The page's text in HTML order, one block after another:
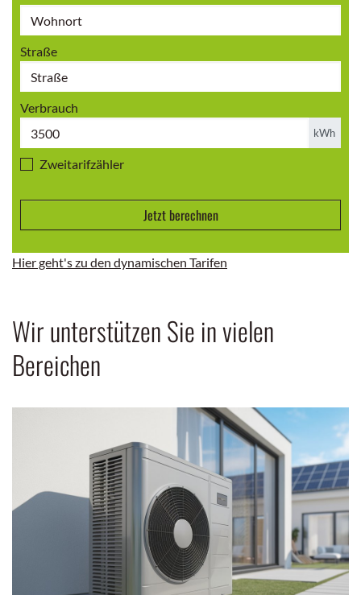
Straße
Verbrauch
Zweitarifzähler
Bereichen